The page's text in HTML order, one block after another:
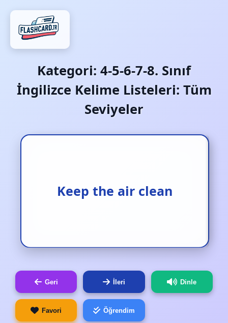
Kategori: 4-5-6-7-8. Sınıf
İngilizce Kelime Listeleri: Tüm
Seviyeler
Keep the air clean
Havayı temiz tutmak
Geri İleri Dinle
Favori Öğrendim